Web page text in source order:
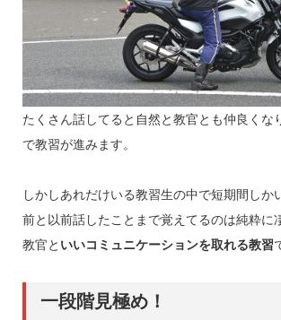
たくさん話してると自然と教官とも仲良くな
で教習が進みます。
しかしあれだけいる教習生の中で短期間しか
前と以前話したことまで覚えてるのは純粋に
教官と いいコミュニケーションを取れる教習
一段階見極め！